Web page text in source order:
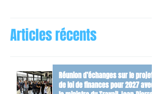
Articles récents
Réunion d’échanges sur le projet
de loi de finances pour 2027 avec